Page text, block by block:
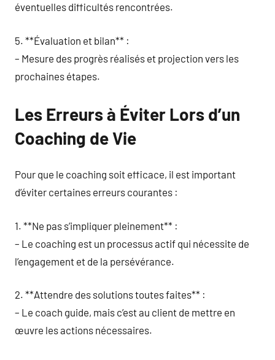
éventuelles difficultés rencontrées.
5. **Évaluation et bilan** :
– Mesure des progrès réalisés et projection vers les
prochaines étapes.
Les Erreurs à Éviter Lors d’un
Coaching de Vie
Pour que le coaching soit efficace, il est important
d’éviter certaines erreurs courantes :
1. **Ne pas s’impliquer pleinement** :
– Le coaching est un processus actif qui nécessite de
l’engagement et de la persévérance.
2. **Attendre des solutions toutes faites** :
– Le coach guide, mais c’est au client de mettre en
œuvre les actions nécessaires.